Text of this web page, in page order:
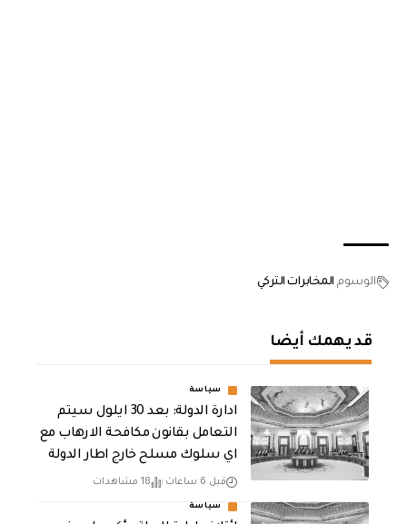
الوسوم المخابرات التركي
قد يهمك أيضا
سياسة
ادارة الدولة: بعد 30 ايلول سيتم
التعامل بقانون مكافحة الارهاب مع
اي سلوك مسلح خارج اطار الدولة
قبل 6 ساعات 18 مشاهدات
سياسة